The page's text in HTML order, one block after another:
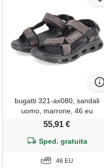
bugatti 321-ax080, sandali
uomo, marrone, 46 eu
55,91 €
Sped. gratuita
46 EU